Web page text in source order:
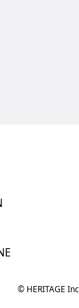
© HERITAGE